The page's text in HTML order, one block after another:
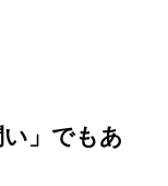
」でもあ